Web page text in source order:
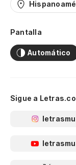
Pantalla
Automático
Sigue a